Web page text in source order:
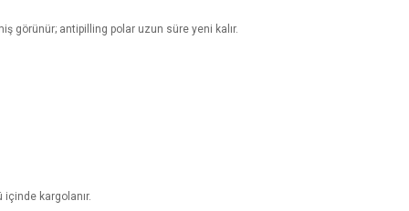
görünür; antipilling polar uzun süre yeni kalır.
içinde kargolanır.